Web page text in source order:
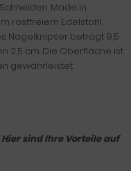
Made in
rostfreiem Edelstahl,
Nagelknipser beträgt 9,5
2,5 cm. Die Oberfläche ist
gewährleistet.
sind Ihre Vorteile auf